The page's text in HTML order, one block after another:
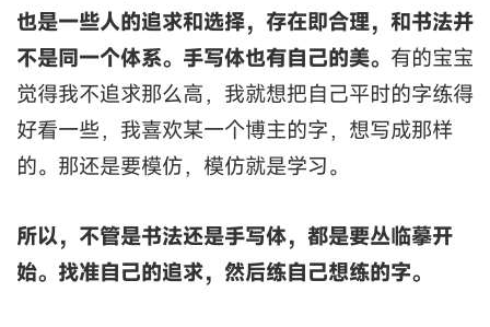
也是一些人的追求和选择，存在即合理，和书法并
不是同一个体系。手写体也有自己的美。 有的宝宝
觉得我不追求那么高，我就想把自己平时的字练得
好看一些，我喜欢某一个博主的字，想写成那样
的。那还是要模仿，模仿就是学习。
所以，不管是书法还是手写体，都是要丛临摹开
始。找准自己的追求，然后练自己想练的字。